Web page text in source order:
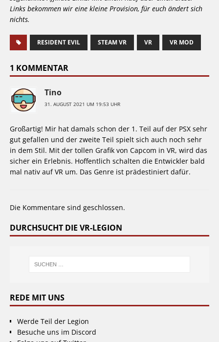
Links bekommen wir eine kleine Provision, für euch ändert sich
nichts.
RESIDENT EVIL STEAM VR VR VR MOD
1 KOMMENTAR
Tino
31. AUGUST 2021 UM 19:53 UHR
Großartig! Mir hat damals schon der 1. Teil auf der PSX sehr
gut gefallen und der zweite Teil spielt sich auch noch sehr
in dem Stil. Mit der tollen Grafik von Capcom in VR, wird das
sicher ein Erlebnis. Hoffentlich schalten die Entwickler bald
mal nativ auf VR um. Das Genre ist prädestiniert dafür.
Die Kommentare sind geschlossen.
DURCHSUCHT DIE VR-LEGION
REDE MIT UNS
Werde Teil der Legion
Besuche uns im Discord